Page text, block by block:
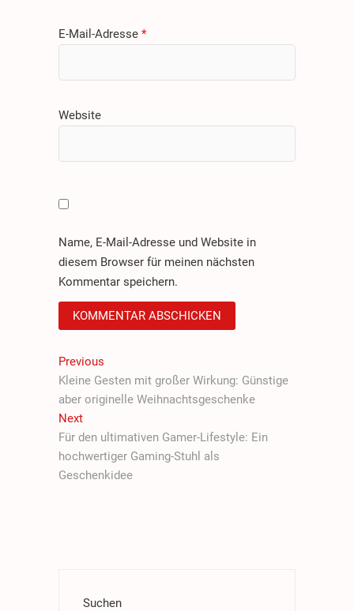
E-Mail-Adresse *
Website
Name, E-Mail-Adresse und Website in
diesem Browser für meinen nächsten
Kommentar speichern.
Beitragsnavigation
Previous
post:
Kleine Gesten mit großer Wirkung: Günstige
aber originelle Weihnachtsgeschenke
NextNext
post:
Für den ultimativen Gamer-Lifestyle: Ein
hochwertiger Gaming-Stuhl als
Geschenkidee
Suchen